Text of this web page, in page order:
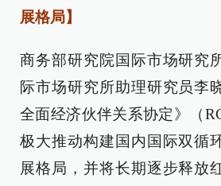
展格局】
商务部研究院国际市场研究
际市场研究所助理研究员李
全面经济伙伴关系协定》（
极大推动构建国内国际双循
展格局，并将长期逐步释放